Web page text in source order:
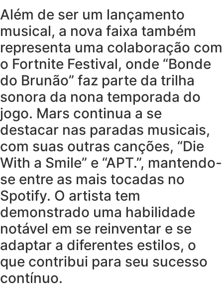
Além de ser um lançamento
musical, a nova faixa também
representa uma colaboração com
o Fortnite Festival, onde “Bonde
do Brunão” faz parte da trilha
sonora da nona temporada do
jogo. Mars continua a se
destacar nas paradas musicais,
com suas outras canções, “Die
With a Smile” e “APT.”, mantendo-
se entre as mais tocadas no
Spotify. O artista tem
demonstrado uma habilidade
notável em se reinventar e se
adaptar a diferentes estilos, o
que contribui para seu sucesso
contínuo.